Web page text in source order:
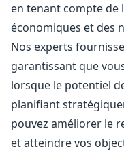
en tenant compte de
économiques et des
Nos experts
garantissant que
lorsque le potentiel
planifiant
pouvez améliorer le
et atteindre vos